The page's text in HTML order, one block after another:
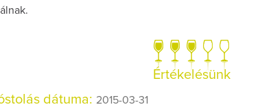
Értékelésünk
dátuma: 2015-03-31